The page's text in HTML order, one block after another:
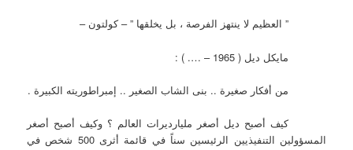
” العظيم لا ينتهز الفرصة ، بل يخلقها ” – كولتون –
مايكل ديل ( 1965 – …. ) :
من أفكار صغيرة .. بنى الشاب الصغير .. إمبراطوريته الكبيرة .
كيف أصبح ديل أصغر مليارديرات العالم ؟ وكيف أصبح أصغر
المسؤولين التنفيذيين الرئيسين سناً في قائمة أثرى 500 شخص في